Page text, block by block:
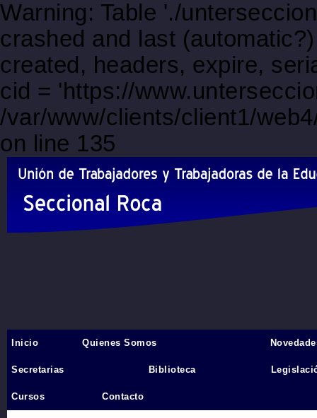
Warning: Table './
crashed and last
created, headers, expire,
cid = 'https://
/var/www/clients/client1/
on line 135
Inicio›
Chico Mendes- Facebook
Inicio Quienes Somos
Secretarias Biblioteca
Cursos Contacto